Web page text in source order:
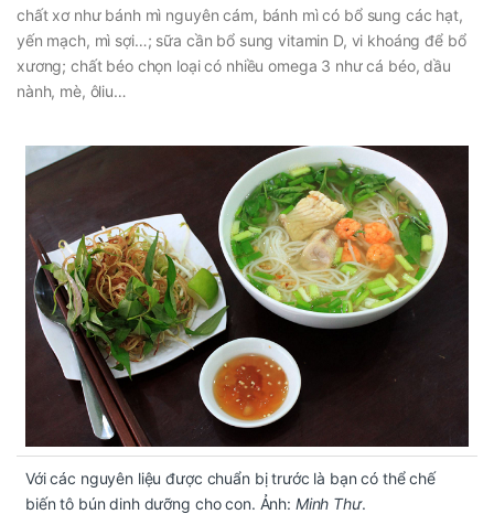
chất xơ như bánh mì nguyên cám, bánh mì có bổ sung các hạt,
yến mạch, mì sợi…; sữa cần bổ sung vitamin D, vi khoáng để bổ
xương; chất béo chọn loại có nhiều omega 3 như cá béo, dầu
nành, mè, ôliu…
Với các nguyên liệu được chuẩn bị trước là bạn có thể chế
biến tô bún dinh dưỡng cho con. Ảnh: Minh Thư.